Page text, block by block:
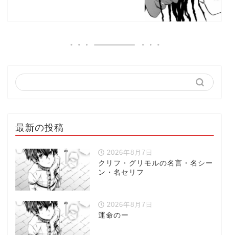
最新の投稿
2026年8月7日
クリフ・グリモルの名言・名シー
ン・名セリフ
2026年8月7日
運命のー